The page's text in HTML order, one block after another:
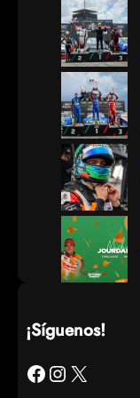
¡Síguenos!
Facebook Instagram X